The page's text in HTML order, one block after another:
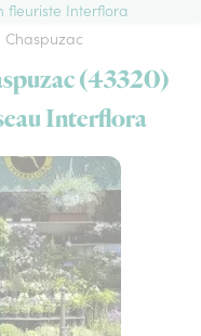
fleuriste Interflora
Chaspuzac
(43320)
Interflora